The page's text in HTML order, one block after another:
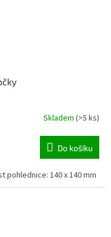
Skladem (>5 ks)
Do košíku
pohlednice: 140 x 140 mm